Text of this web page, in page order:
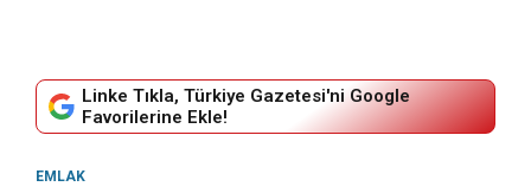
Linke Tıkla, Türkiye Gazetesi'ni Google
Favorilerine Ekle!
EMLAK